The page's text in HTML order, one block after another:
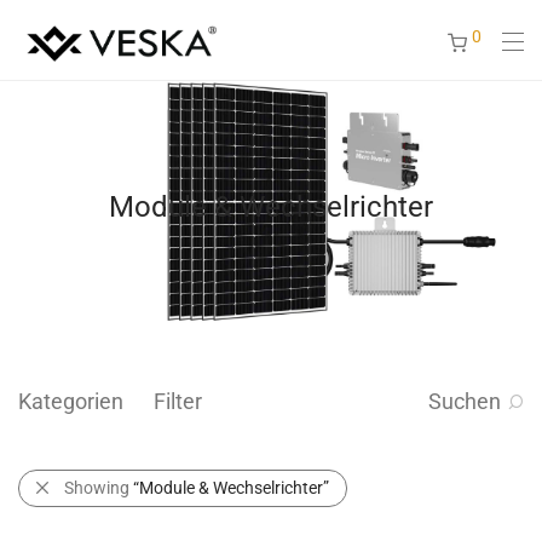
0
Module & Wechselrichter
Kategorien Filter Suchen
Showing “Module & Wechselrichter”